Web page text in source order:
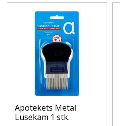
Apotekets Metal
Lusekam 1 stk.